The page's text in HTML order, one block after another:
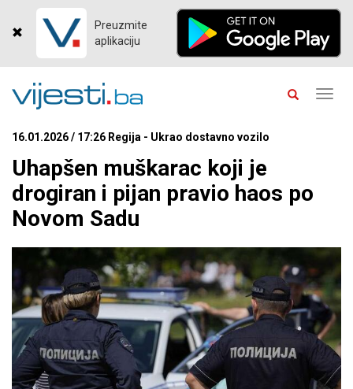
Preuzmite
aplikaciju
16.01.2026 / 17:26 Regija - Ukrao dostavno vozilo
Uhapšen muškarac koji je
drogiran i pijan pravio haos po
Novom Sadu